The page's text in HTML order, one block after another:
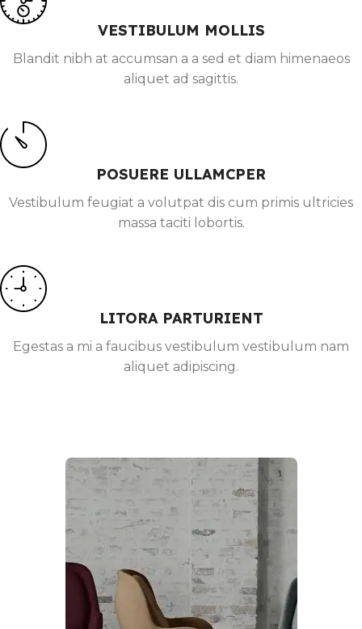
VESTIBULUM MOLLIS
Blandit nibh at accumsan a a sed et diam himenaeos
aliquet ad sagittis.
POSUERE ULLAMCPER
Vestibulum feugiat a volutpat dis cum primis ultricies
massa taciti lobortis.
LITORA PARTURIENT
Egestas a mi a faucibus vestibulum vestibulum nam
aliquet adipiscing.